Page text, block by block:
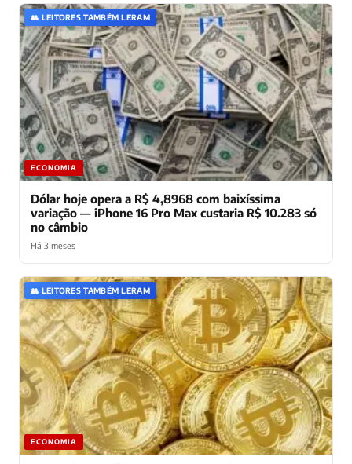
👥 LEITORES TAMBÉM LERAM
ECONOMIA
Dólar hoje opera a R$ 4,8968 com baixíssima
variação — iPhone 16 Pro Max custaria R$ 10.283 só
no câmbio
Há 3 meses
👥 LEITORES TAMBÉM LERAM
ECONOMIA